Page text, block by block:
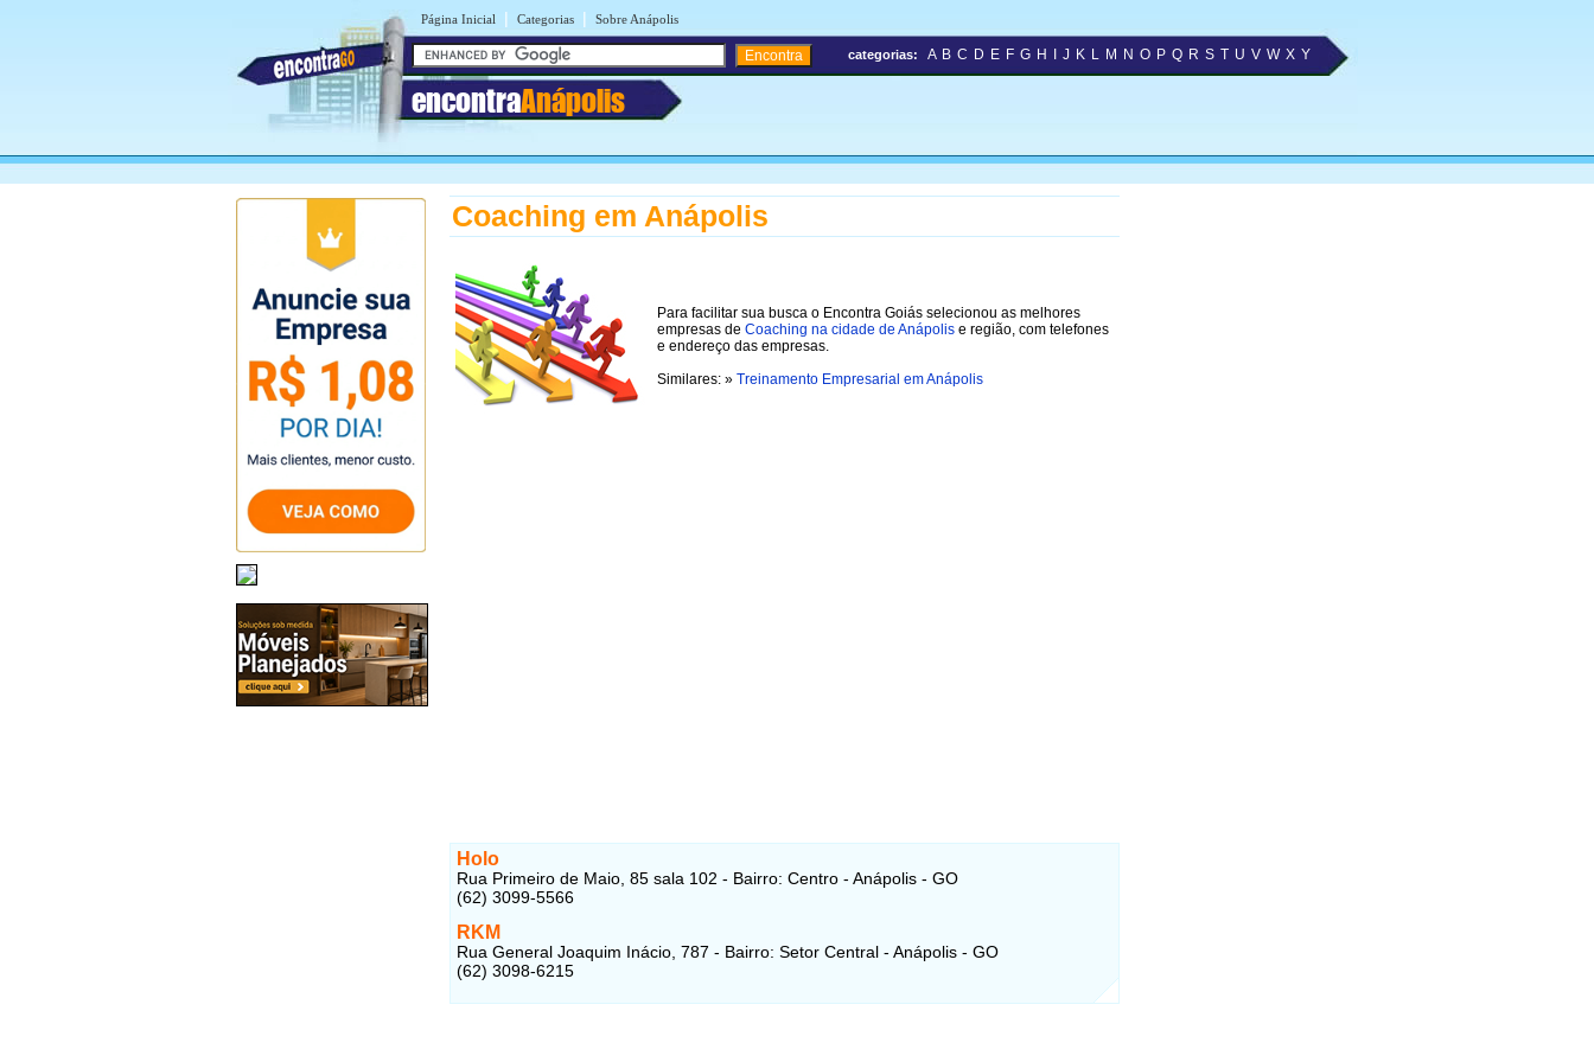
Página Inicial | Categorias | Sobre Anápolis
encontraAnápolis
categorias: A B C D E F G H J K L M N O P Q R S T U V W X Y
Coaching em Anápolis
Para facilitar sua busca o Encontra Goiás selecionou as melhores
empresas de Coaching na cidade de Anápolis e região, com telefones
e endereço das empresas.
Similares: » Treinamento Empresarial em Anápolis
Holo
Rua Primeiro de Maio, 85 sala 102 - Bairro: Centro - Anápolis - GO
(62) 3099-5566
RKM
Rua General Joaquim Inácio, 787 - Bairro: Setor Central - Anápolis - GO
(62) 3098-6215